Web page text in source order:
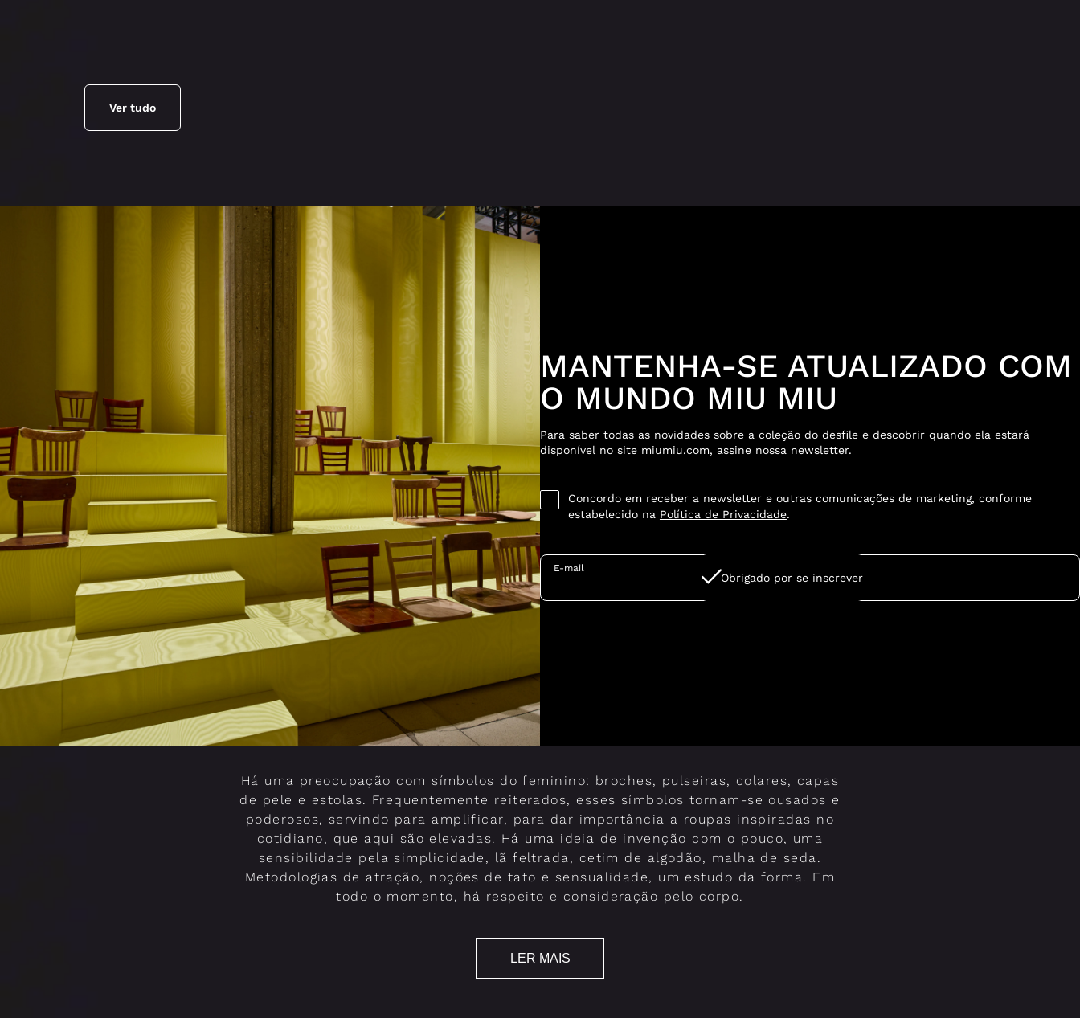
Ver tudo
MANTENHA-SE ATUALIZADO COM
O MUNDO MIU MIU
Para saber todas as novidades sobre a coleção do desfile e descobrir quando ela estará
disponível no site miumiu.com, assine nossa newsletter.
Concordo em receber a newsletter e outras comunicações de marketing, conforme
estabelecido na Política de Privacidade.
E-mail
Obrigado por se inscrever
Há uma preocupação com símbolos do feminino: broches, pulseiras, colares, capas
de pele e estolas. Frequentemente reiterados, esses símbolos tornam-se ousados e
poderosos, servindo para amplificar, para dar importância a roupas inspiradas no
cotidiano, que aqui são elevadas. Há uma ideia de invenção com o pouco, uma
sensibilidade pela simplicidade, lã feltrada, cetim de algodão, malha de seda.
Metodologias de atração, noções de tato e sensualidade, um estudo da forma. Em
todo o momento, há respeito e consideração pelo corpo.
LER MAIS